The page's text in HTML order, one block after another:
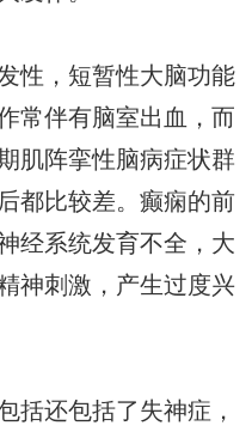
性，短暂性大脑功能
常伴有脑室出血，而
肌阵挛性脑病症状群
都比较差。癫痫的前
经系统发育不全，大
神刺激，产生过度兴
括还包括了失神症，